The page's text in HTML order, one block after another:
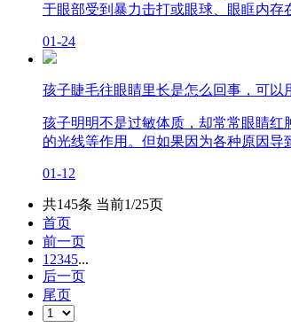
于眼部受到暴力击打或眼球、眼眶内
01-24
孩子睫毛往眼睛里长是怎么回事，可以
孩子明明不是过敏体质，却常常眼睛
的光线等作用。但如果因为各种原因
01-12
共145条 当前1/25页
首页
前一页
1 2345...
后一页
尾页